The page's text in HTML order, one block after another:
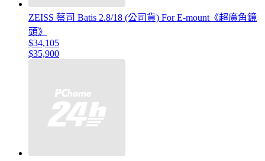
ZEISS 蔡司 Batis 2.8/18 (公司貨) For E-mount《超廣角鏡
頭》
$34,105
$35,900